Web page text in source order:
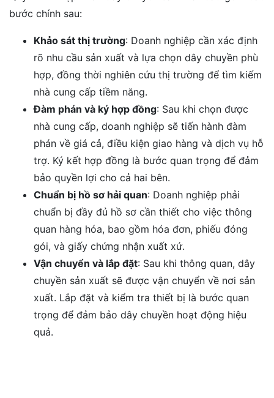
bước chính sau:
Khảo sát thị trường: Doanh nghiệp cần xác định
rõ nhu cầu sản xuất và lựa chọn dây chuyền phù
hợp, đồng thời nghiên cứu thị trường để tìm kiếm
nhà cung cấp tiềm năng.
Đàm phán và ký hợp đồng: Sau khi chọn được
nhà cung cấp, doanh nghiệp sẽ tiến hành đàm
phán về giá cả, điều kiện giao hàng và dịch vụ hỗ
trợ. Ký kết hợp đồng là bước quan trọng để đảm
bảo quyền lợi cho cả hai bên.
Chuẩn bị hồ sơ hải quan: Doanh nghiệp phải
chuẩn bị đầy đủ hồ sơ cần thiết cho việc thông
quan hàng hóa, bao gồm hóa đơn, phiếu đóng
gói, và giấy chứng nhận xuất xứ.
Vận chuyển và lắp đặt: Sau khi thông quan, dây
chuyền sản xuất sẽ được vận chuyển về nơi sản
xuất. Lắp đặt và kiểm tra thiết bị là bước quan
trọng để đảm bảo dây chuyền hoạt động hiệu
quả.